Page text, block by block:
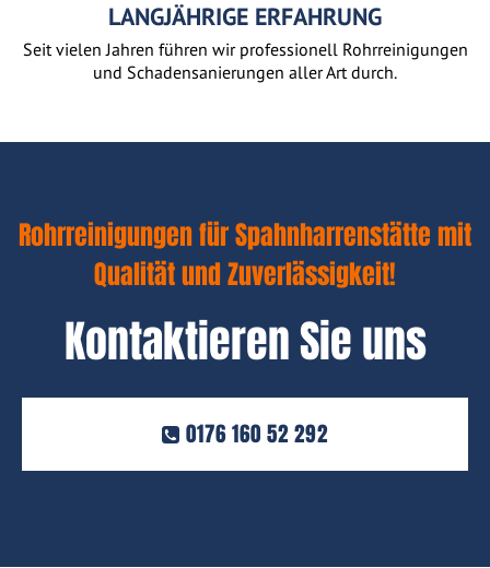
LANGJÄHRIGE ERFAHRUNG
Seit vielen Jahren führen wir professionell Rohrreinigungen
und Schadensanierungen aller Art durch.
Rohrreinigungen für Spahnharrenstätte mit
Qualität und Zuverlässigkeit!
Kontaktieren Sie uns
0176 160 52 292